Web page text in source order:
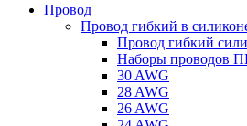
Провод
Провод гибкий в
Провод гибкий
Наборы проводов
30 AWG
28 AWG
26 AWG